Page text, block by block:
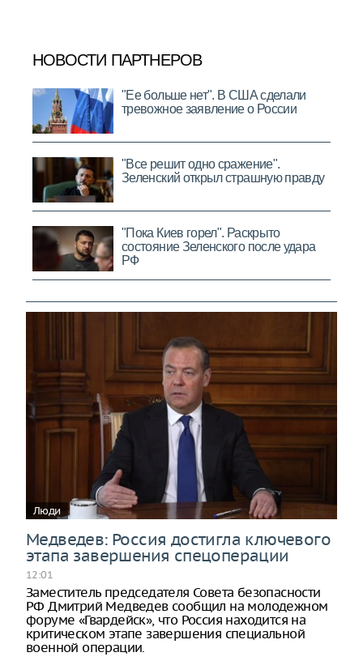
Люди
Медведев: Россия достигла ключевого
этапа завершения спецоперации
12:01
Заместитель председателя Совета безопасности
РФ Дмитрий Медведев сообщил на молодежном
форуме «Гвардейск», что Россия находится на
критическом этапе завершения специальной
военной операции.